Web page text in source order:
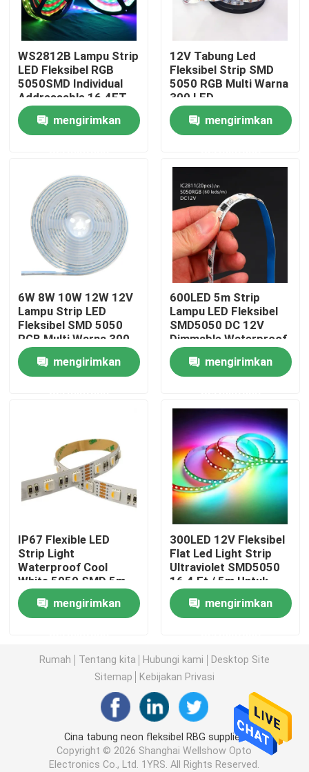
Rumah
Produk
Tentang kita
Wisata pabrik
Hubungi kami
Berita
Lampu Strip Neon LED
Lampu Strip Fleksibel Neon
Lampu Strip Neon Silikon
dipimpin lampu tongkol
Cahaya Linear Langit
Di Bawah Lampu Strip LED Kabinet
Lampu Perhiasan LED
WS2812B Lampu Strip
LED Fleksibel RGB
5050SMD Individual
Addressable 16.4FT
60Pixels/M 300Pixels
PCB Hitam Penuh
Warna
mengirimkan
12V Tabung Led
Fleksibel Strip SMD
5050 RGB Multi Warna
300 LED
mengirimkan
6W 8W 10W 12W 12V
Lampu Strip LED
Fleksibel SMD 5050
RGB Multi Warna 300
LED
mengirimkan
600LED 5m Strip
Lampu LED Fleksibel
SMD5050 DC 12V
Dimmable Waterproof
Outdoor
mengirimkan
IP67 Flexible LED
Strip Light
Waterproof Cool
White 5050 SMD 5m
12V 300 LED Terang
Untuk Natalmengirimkan
300LED 12V Fleksibel
Flat Led Light Strip
Ultraviolet SMD5050
16.4 Ft / 5m Untuk
Lukisan Tubuh Pesta
Dalam Ruangan
mengirimkan
Rumah Tentang kita Hubungi kami
Desktop Site
Sitemap
Kebijakan Privasi
Cina tabung neon fleksibel RBG supplier.
Copyright © 2026 Shanghai Wellshow Opto
Electronics Co., Ltd. 1YRS. All Rights Reserved.